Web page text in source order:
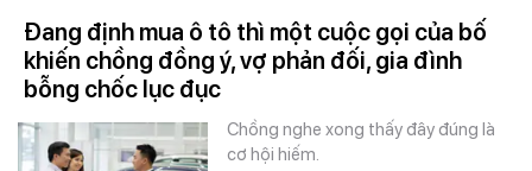
Đang định mua ô tô thì một cuộc gọi của bố
khiến chồng đồng ý, vợ phản đối, gia đình
bỗng chốc lục đục
Chồng nghe xong thấy đây đúng là
cơ hội hiếm.